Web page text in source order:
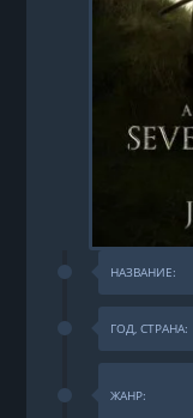
НАЗВАНИЕ:
ГОД, СТРАНА:
ЖАНР: